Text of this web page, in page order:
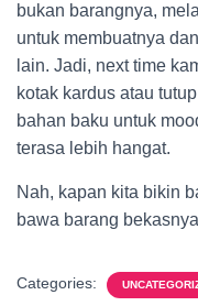
bukan barangnya,
untuk membuatnya
lain. Jadi, next time
kotak kardus atau
bahan baku untuk
terasa lebih hangat.
Nah, kapan kita bikin
bawa barang
Categories: